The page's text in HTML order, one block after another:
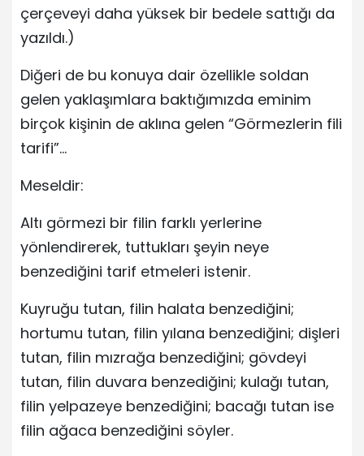
çerçeveyi daha yüksek bir bedele sattığı da
yazıldı.)
Diğeri de bu konuya dair özellikle soldan
gelen yaklaşımlara baktığımızda eminim
birçok kişinin de aklına gelen “Görmezlerin fili
tarifi”…
Meseldir:
Altı görmezi bir filin farklı yerlerine
yönlendirerek, tuttukları şeyin neye
benzediğini tarif etmeleri istenir.
Kuyruğu tutan, filin halata benzediğini;
hortumu tutan, filin yılana benzediğini; dişleri
tutan, filin mızrağa benzediğini; gövdeyi
tutan, filin duvara benzediğini; kulağı tutan,
filin yelpazeye benzediğini; bacağı tutan ise
filin ağaca benzediğini söyler.